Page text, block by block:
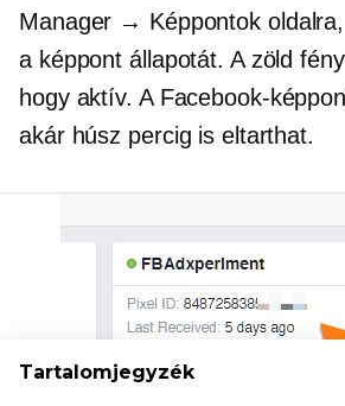
Manager → Képpontok
a képpont állapotát. A zöld
hogy aktív. A Facebook-
akár húsz percig is eltarthat.
Tartalomjegyzék